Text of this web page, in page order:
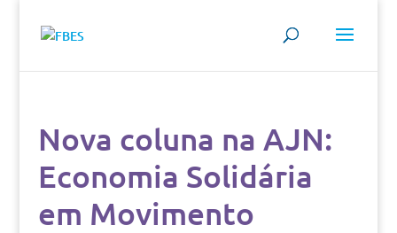
Nova coluna na AJN:
Economia Solidária
em Movimento